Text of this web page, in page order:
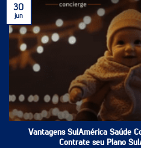
Vantagens SulAmérica Saúde
Contrate seu Plano
30
jun